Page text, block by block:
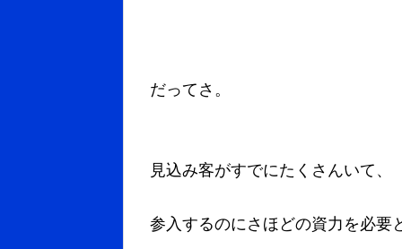
だってさ。
見込み客がすでにたくさんいて、
参入するのにさほどの資力を必要